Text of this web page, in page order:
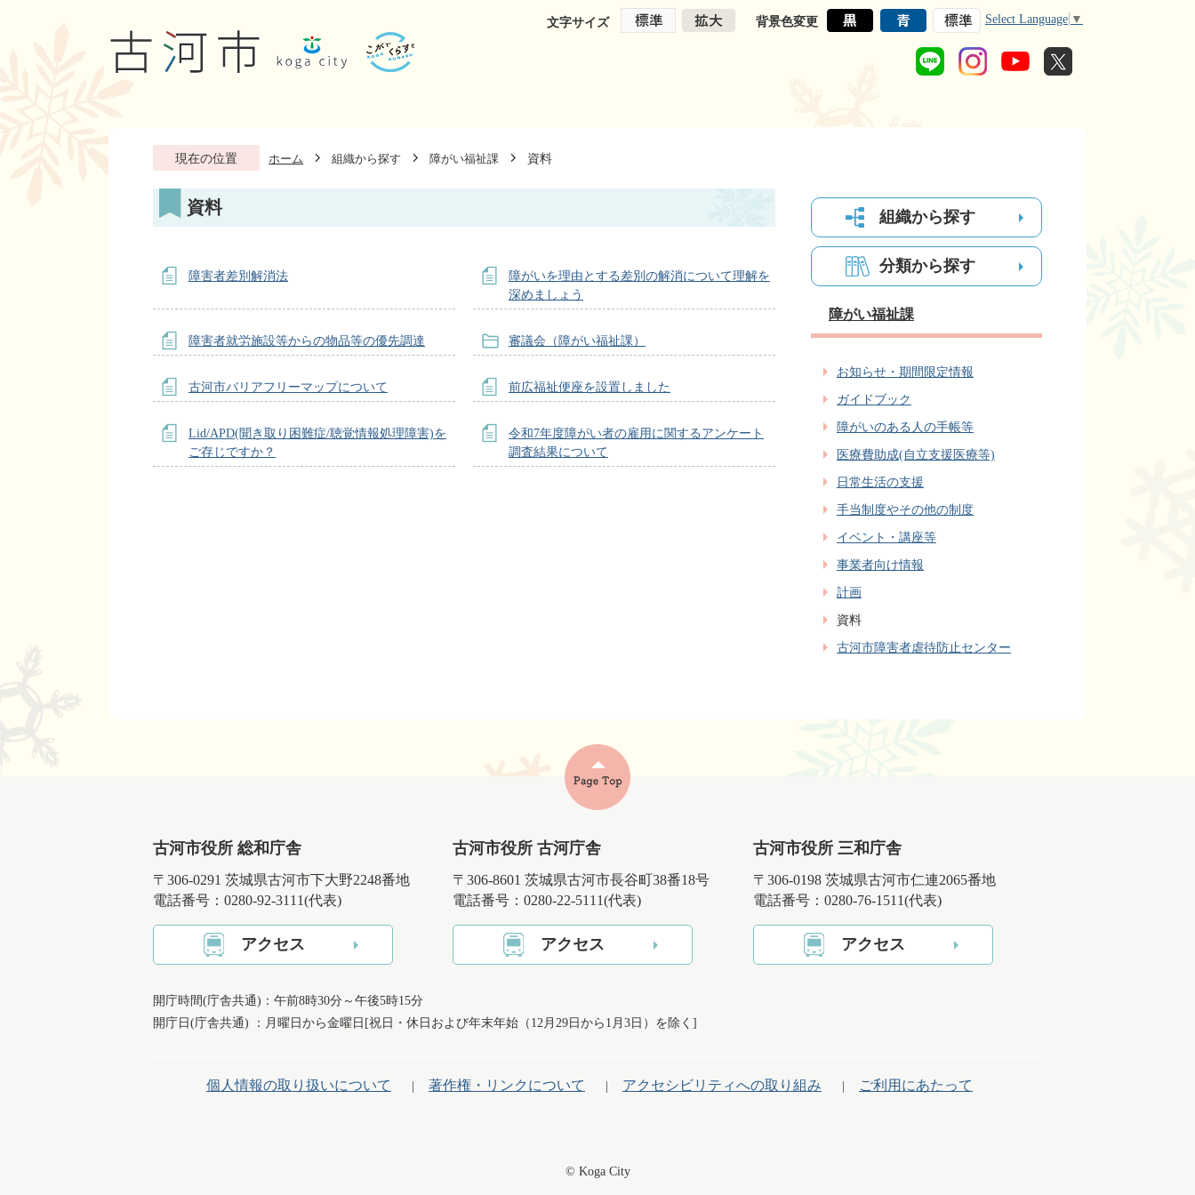
文字サイズ 背景色変更 Select Language ▼
現在の位置 ホーム 組織から探す 障がい福祉課 資料
資料
障害者差別解消法
障がいを理由とする差別の解消について理解を
深めましょう
障害者就労施設等からの物品等の優先調達 審議会（障がい福祉課）
古河市バリアフリーマップについて 前広福祉便座を設置しました
Lid/APD(聞き取り困難症/聴覚情報処理障害)を
ご存じですか？
令和7年度障がい者の雇用に関するアンケート
調査結果について
組織から探す
分類から探す
障がい福祉課
お知らせ・期間限定情報
ガイドブック
障がいのある人の手帳等
医療費助成(自立支援医療等)
日常生活の支援
手当制度やその他の制度
イベント・講座等
事業者向け情報
計画
資料
古河市障害者虐待防止センター
古河市役所 総和庁舎
〒306-0291 茨城県古河市下大野2248番地
電話番号：0280-92-3111(代表)
アクセス
古河市役所 古河庁舎
〒306-8601 茨城県古河市長谷町38番18号
電話番号：0280-22-5111(代表)
アクセス
古河市役所 三和庁舎
〒306-0198 茨城県古河市仁連2065番地
電話番号：0280-76-1511(代表)
アクセス
開庁時間(庁舎共通)：午前8時30分～午後5時15分
開庁日(庁舎共通) ：月曜日から金曜日[祝日・休日および年末年始（12月29日から1月3日）を除く]
個人情報の取り扱いについて 著作権・リンクについて アクセシビリティへの取り組み ご利用にあたって
© Koga City